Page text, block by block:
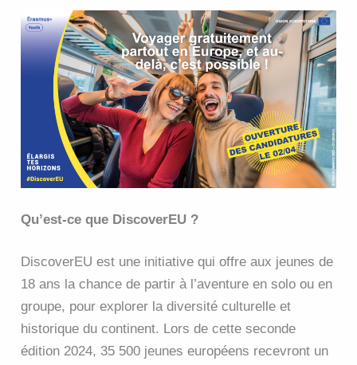
Qu’est-ce que DiscoverEU ?
DiscoverEU est une initiative qui offre aux jeunes de
18 ans la chance de partir à l’aventure en solo ou en
groupe, pour explorer la diversité culturelle et
historique du continent. Lors de cette seconde
édition 2024, 35 500 jeunes européens recevront un